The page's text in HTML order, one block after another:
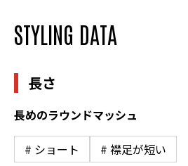
STYLING DATA
長さ
長めのラウンドマッシュ
# ショート # 襟足が短い